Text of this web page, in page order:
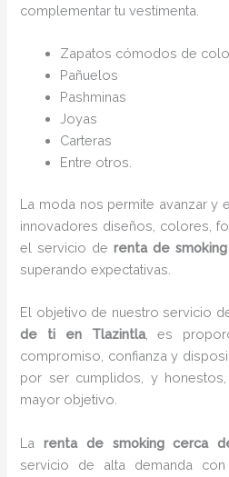
complementar tu vestimenta.
Zapatos cómodos de
Pañuelos
Pashminas
Joyas
Carteras
Entre otros.
La moda nos permite avanzar y
innovadores diseños, colores,
el servicio de renta de
superando expectativas.
El objetivo de nuestro servicio
de ti
en Tlazintla, es
compromiso, confianza y
por ser cumplidos, y
mayor objetivo.
Larenta de smoking cerca
servicio de alta demanda